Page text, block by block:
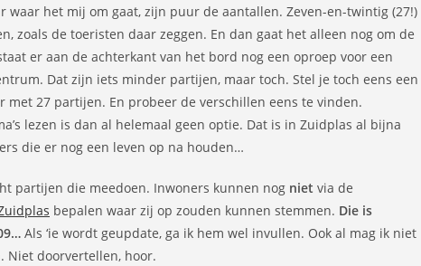
waar het mij om gaat, zijn puur de aantallen. Zeven-en-twintig (27!)
zoals de toeristen daar zeggen. En dan gaat het alleen nog om de
er aan de achterkant van het bord nog een oproep voor een
Dat zijn iets minder partijen, maar toch. Stel je toch eens een
met 27 partijen. En probeer de verschillen eens te vinden.
lezen is dan al helemaal geen optie. Dat is in Zuidplas al bijna
die er nog een leven op na houden…
partijen die meedoen. Inwoners kunnen nog niet via de
bepalen waar zij op zouden kunnen stemmen. Die is
Als ‘ie wordt geupdate, ga ik hem wel invullen. Ook al mag ik niet
Niet doorvertellen, hoor.